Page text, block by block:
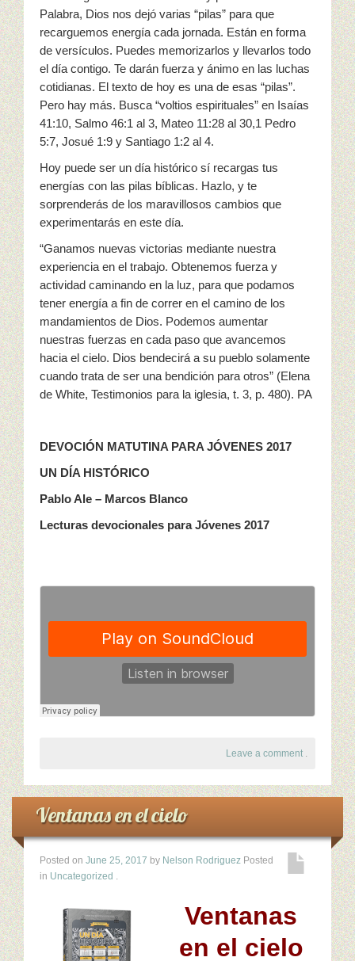
Palabra, Dios nos dejó varias “pilas” para que
recarguemos energía cada jornada. Están en forma
de versículos. Puedes memorizarlos y llevarlos todo
el día contigo. Te darán fuerza y ánimo en las luchas
cotidianas. El texto de hoy es una de esas “pilas”.
Pero hay más. Busca “voltios espirituales” en Isaías
41:10, Salmo 46:1 al 3, Mateo 11:28 al 30,1 Pedro
5:7, Josué 1:9 y Santiago 1:2 al 4.
Hoy puede ser un día histórico sí recargas tus
energías con las pilas bíblicas. Hazlo, y te
sorprenderás de los maravillosos cambios que
experimentarás en este día.
“Ganamos nuevas victorias mediante nuestra
experiencia en el trabajo. Obtenemos fuerza y
actividad caminando en la luz, para que podamos
tener energía a fin de correr en el camino de los
mandamientos de Dios. Podemos aumentar
nuestras fuerzas en cada paso que avancemos
hacia el cielo. Dios bendecirá a su pueblo solamente
cuando trata de ser una bendición para otros” (Elena
de White, Testimonios para la iglesia, t. 3, p. 480). PA
DEVOCIÓN MATUTINA PARA JÓVENES 2017
UN DÍA HISTÓRICO
Pablo Ale – Marcos Blanco
Lecturas devocionales para Jóvenes 2017
Leave a comment .
Ventanas en el cielo
Posted on June 25, 2017 by Nelson Rodriguez Posted
in Uncategorized .
Ventanas
en el cielo